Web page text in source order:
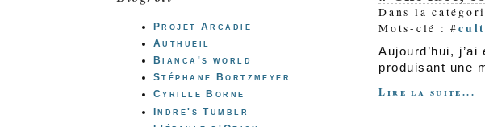
Dans la
Mots-clé : #
Aujourd’hui,
produisant une
Lire la suite...
Projet Arcadie
Authueil
Bianca's world
Stéphane Bortzmeyer
Cyrille Borne
Indre's Tumblr